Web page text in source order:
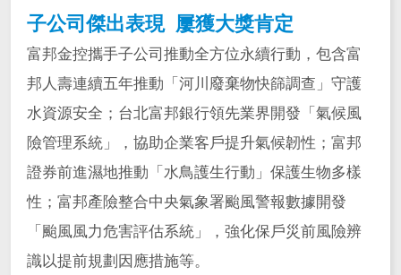
子公司傑出表現 屢獲大獎肯定
富邦金控攜手子公司推動全方位永續行動，包含富
邦人壽連續五年推動「河川廢棄物快篩調查」守護
水資源安全；台北富邦銀行領先業界開發「氣候風
險管理系統」，協助企業客戶提升氣候韌性；富邦
證券前進濕地推動「水鳥護生行動」保護生物多樣
性；富邦產險整合中央氣象署颱風警報數據開發
「颱風風力危害評估系統」，強化保戶災前風險辨
識以提前規劃因應措施等。